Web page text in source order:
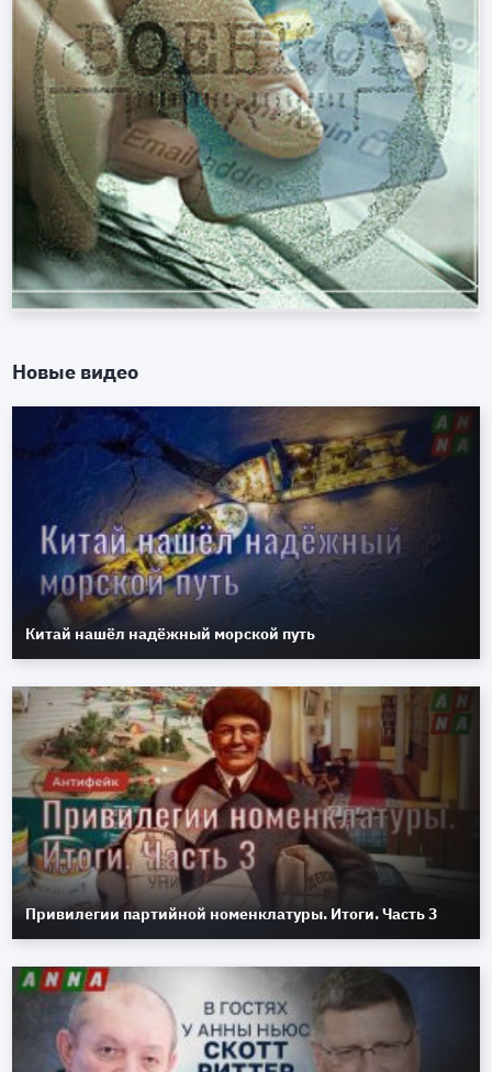
Новые видео
Китай нашёл надёжный морской путь
Привилегии партийной номенклатуры. Итоги. Часть 3